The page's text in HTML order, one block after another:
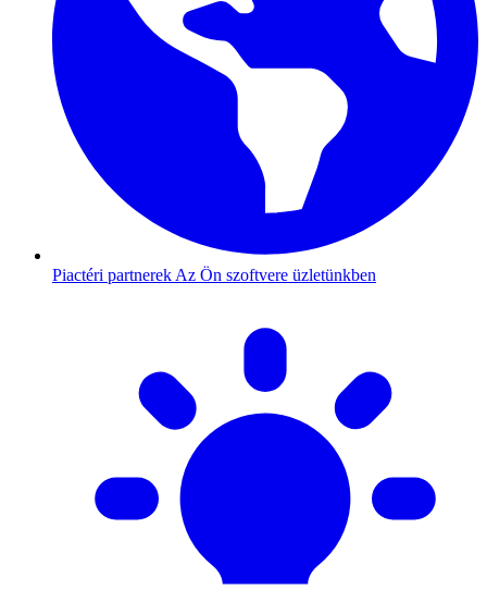
Piactéri partnerek Az Ön szoftvere üzletünkben